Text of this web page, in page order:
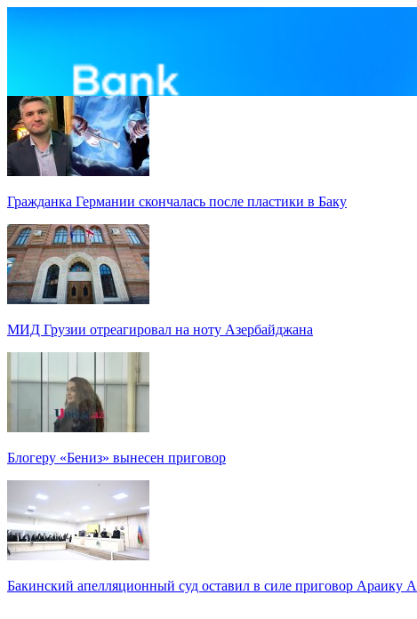
Гражданка Германии скончалась после пластики в Баку
МИД Грузии отреагировал на ноту Азербайджана
Блогеру «Бениз» вынесен приговор
Бакинский апелляционный суд оставил в силе приговор Араику